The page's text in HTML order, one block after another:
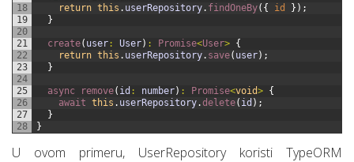
18
19
20
21
22
23
24
25
26
27
28
return this . userRepository. findOneBy( { id } ) ;
}
create( user : User) : Promise<User> {
return this . userRepository. save( user) ;
}
async remove( id : number) : Promise<void> {
await this . userRepository.delete( id ) ;
}
}
U ovom primeru, UserRepository koristi TypeORM